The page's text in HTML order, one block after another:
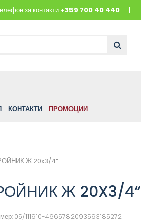
за контакти +359 700 40 440
КОНТАКТИ ПРОМОЦИИ
Ж 20x3/4“
Ж 20X3/4“
05/111910-4665782093593185272